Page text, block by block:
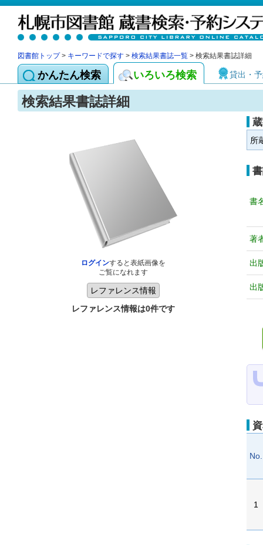
図書館トップ> キーワードで探す > 検索結果書誌一覧 > 検索結果書誌詳細
かんたん検索 いろいろ検索 貸出・
検索結果書誌詳細
ログインすると表紙画像を
ご覧になれます
レファレンス情報は0件です
所
書
著
出
出
No.
1